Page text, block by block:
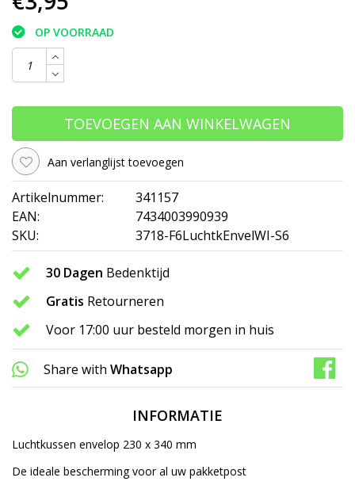
OP VOORRAAD
TOEVOEGEN AAN WINKELWAGEN
Aan verlanglijst toevoegen
Artikelnummer:
341157
EAN:
7434003990939
SKU:
3718-F6LuchtkEnvelWI-S6
30 Dagen Bedenktijd
Gratis Retourneren
Voor 17:00 uur besteld morgen in huis
Share with Whatsapp
INFORMATIE
Luchtkussen envelop 230 x 340 mm
De ideale bescherming voor al uw pakketpost